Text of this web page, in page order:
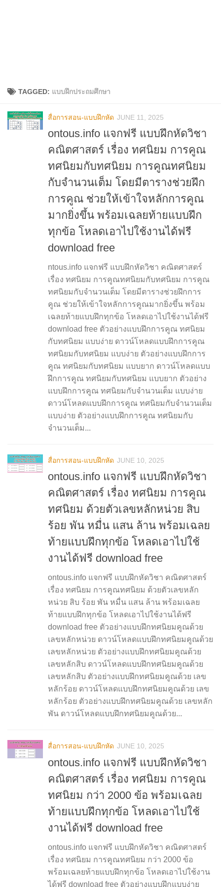
TAGGED: แบบฝึกประถมศึกษา
สื่อการสอน-แบบฝึกหัด JUNE 11, 2025
ontous.info แจกฟรี แบบฝึกหัดวิชา
คณิตศาสตร์ เรื่อง ทศนิยม การคูณ
ทศนิยมกับทศนิยม การคูณทศนิยม
กับจำนวนเต็ม โดยมีตารางช่วยฝึก
การคูณ ช่วยให้เข้าใจหลักการคูณ
มากยิ่งขึ้น พร้อมเฉลยท้ายแบบฝึก
ทุกข้อ โหลดเอาไปใช้งานได้ฟรี
download free
ntous.info แจกฟรี แบบฝึกหัดวิชา คณิตศาสตร์
เรื่อง ทศนิยม การคูณทศนิยมกับทศนิยม การคูณ
ทศนิยมกับจำนวนเต็ม โดยมีตารางช่วยฝึกการ
คูณ ช่วยให้เข้าใจหลักการคูณมากยิ่งขึ้น พร้อม
เฉลยท้ายแบบฝึกทุกข้อ โหลดเอาไปใช้งานได้ฟรี
download free ตัวอย่างแบบฝึกการคูณ ทศนิยม
กับทศนิยม แบบง่าย ดาวน์โหลดแบบฝึกการคูณ
ทศนิยมกับทศนิยม แบบง่าย ตัวอย่างแบบฝึกการ
คูณ ทศนิยมกับทศนิยม แบบยาก ดาวน์โหลดแบบ
ฝึกการคูณ ทศนิยมกับทศนิยม แบบยาก ตัวอย่าง
แบบฝึกการคูณ ทศนิยมกับจำนวนเต็ม แบบง่าย
ดาวน์โหลดแบบฝึกการคูณ ทศนิยมกับจำนวนเต็ม
แบบง่าย ตัวอย่างแบบฝึกการคูณ ทศนิยมกับ
จำนวนเต็ม...
สื่อการสอน-แบบฝึกหัด JUNE 10, 2025
ontous.info แจกฟรี แบบฝึกหัดวิชา
คณิตศาสตร์ เรื่อง ทศนิยม การคูณ
ทศนิยม ด้วยตัวเลขหลักหน่วย สิบ
ร้อย พัน หมื่น แสน ล้าน พร้อมเฉลย
ท้ายแบบฝึกทุกข้อ โหลดเอาไปใช้
งานได้ฟรี download free
ontous.info แจกฟรี แบบฝึกหัดวิชา คณิตศาสตร์
เรื่อง ทศนิยม การคูณทศนิยม ด้วยตัวเลขหลัก
หน่วย สิบ ร้อย พัน หมื่น แสน ล้าน พร้อมเฉลย
ท้ายแบบฝึกทุกข้อ โหลดเอาไปใช้งานได้ฟรี
download free ตัวอย่างแบบฝึกทศนิยมคูณด้วย
เลขหลักหน่วย ดาวน์โหลดแบบฝึกทศนิยมคูณด้วย
เลขหลักหน่วย ตัวอย่างแบบฝึกทศนิยมคูณด้วย
เลขหลักสิบ ดาวน์โหลดแบบฝึกทศนิยมคูณด้วย
เลขหลักสิบ ตัวอย่างแบบฝึกทศนิยมคูณด้วย เลข
หลักร้อย ดาวน์โหลดแบบฝึกทศนิยมคูณด้วย เลข
หลักร้อย ตัวอย่างแบบฝึกทศนิยมคูณด้วย เลขหลัก
พัน ดาวน์โหลดแบบฝึกทศนิยมคูณด้วย...
สื่อการสอน-แบบฝึกหัด JUNE 10, 2025
ontous.info แจกฟรี แบบฝึกหัดวิชา
คณิตศาสตร์ เรื่อง ทศนิยม การคูณ
ทศนิยม กว่า 2000 ข้อ พร้อมเฉลย
ท้ายแบบฝึกทุกข้อ โหลดเอาไปใช้
งานได้ฟรี download free
ontous.info แจกฟรี แบบฝึกหัดวิชา คณิตศาสตร์
เรื่อง ทศนิยม การคูณทศนิยม กว่า 2000 ข้อ
พร้อมเฉลยท้ายแบบฝึกทุกข้อ โหลดเอาไปใช้งาน
ได้ฟรี download free ตัวอย่างแบบฝึกแบบง่าย